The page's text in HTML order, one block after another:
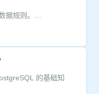
据规则。…